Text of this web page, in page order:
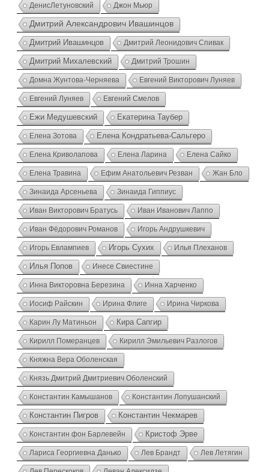
ДенисЛетуновский Джон Мьюр
Дмитрий Александрович Ивашинцов
Дмитрий Ивашинцов Дмитрий Леонидович Спивак
Дмитрий Михалевский Дмитрий Трошин
Домна Жунтова-Черняева Евгений Викторович Луняев
Евгений Луняев Евгений Смелов
Ежи Медушевский Екатерина Таубер
Елена Зотова Елена Кондратьева-Сальгеро
Елена Криволапова Елена Лари­на Елена Сайко
Елена Травина Ефим Анатольевич Резван Жан Бло
Зинаида Арсеньева Зинаида Гиппиус
Иван Викторович Братусь Иван Иванович Лаппо
Иван Фёдорович Романов Игорь Андрушкевич
Игорь Евлампиев Игорь Сухих Илья Плеханов
Илья Попов Инесе Свиестине
Инна Викторовна Березина Инна Харченко
Иосиф Райскин Ирина Флиге Ирина Чиркова
Карин Лу Матиньон Кира Сапгир
Кирилл Померанцев Кирилл Эмильевич Разлогов
Княжна Вера Оболенская
Князь Дмитрий Дмитриевич Оболенский
Константин Камышанов Константин Лопушанский
Константин Пигров Константин Чекмарев
Константин фон Барлевейн Кристоф Эрве
Лариса Георгиевна Данько Лев Брандт Лев Летягин